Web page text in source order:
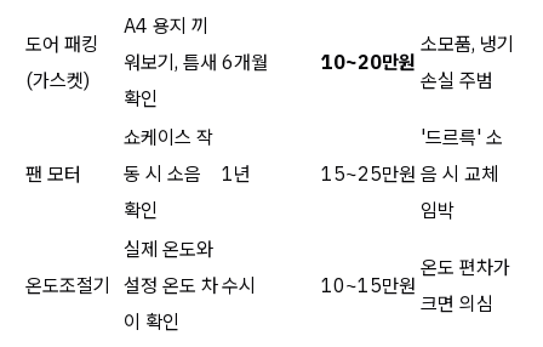
도어 패킹
(가스켓)
A4 용지 끼
워보기, 틈새
확인
6개월 10~20만원
소모품, 냉기
손실 주범
팬 모터
쇼케이스 작
동 시 소음
확인
1년 15~25만원
'드르륵' 소
음 시 교체
임박
온도조절기
실제 온도와
설정 온도 차
이 확인
수시 10~15만원
온도 편차가
크면 의심